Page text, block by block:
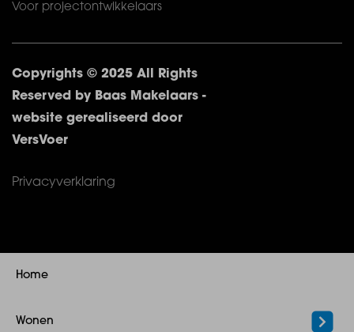
Voor projectontwikkelaars
Copyrights © 2025 All Rights
Reserved by Baas Makelaars -
website gerealiseerd door
VersVoer
Privacyverklaring
Home
Wonen